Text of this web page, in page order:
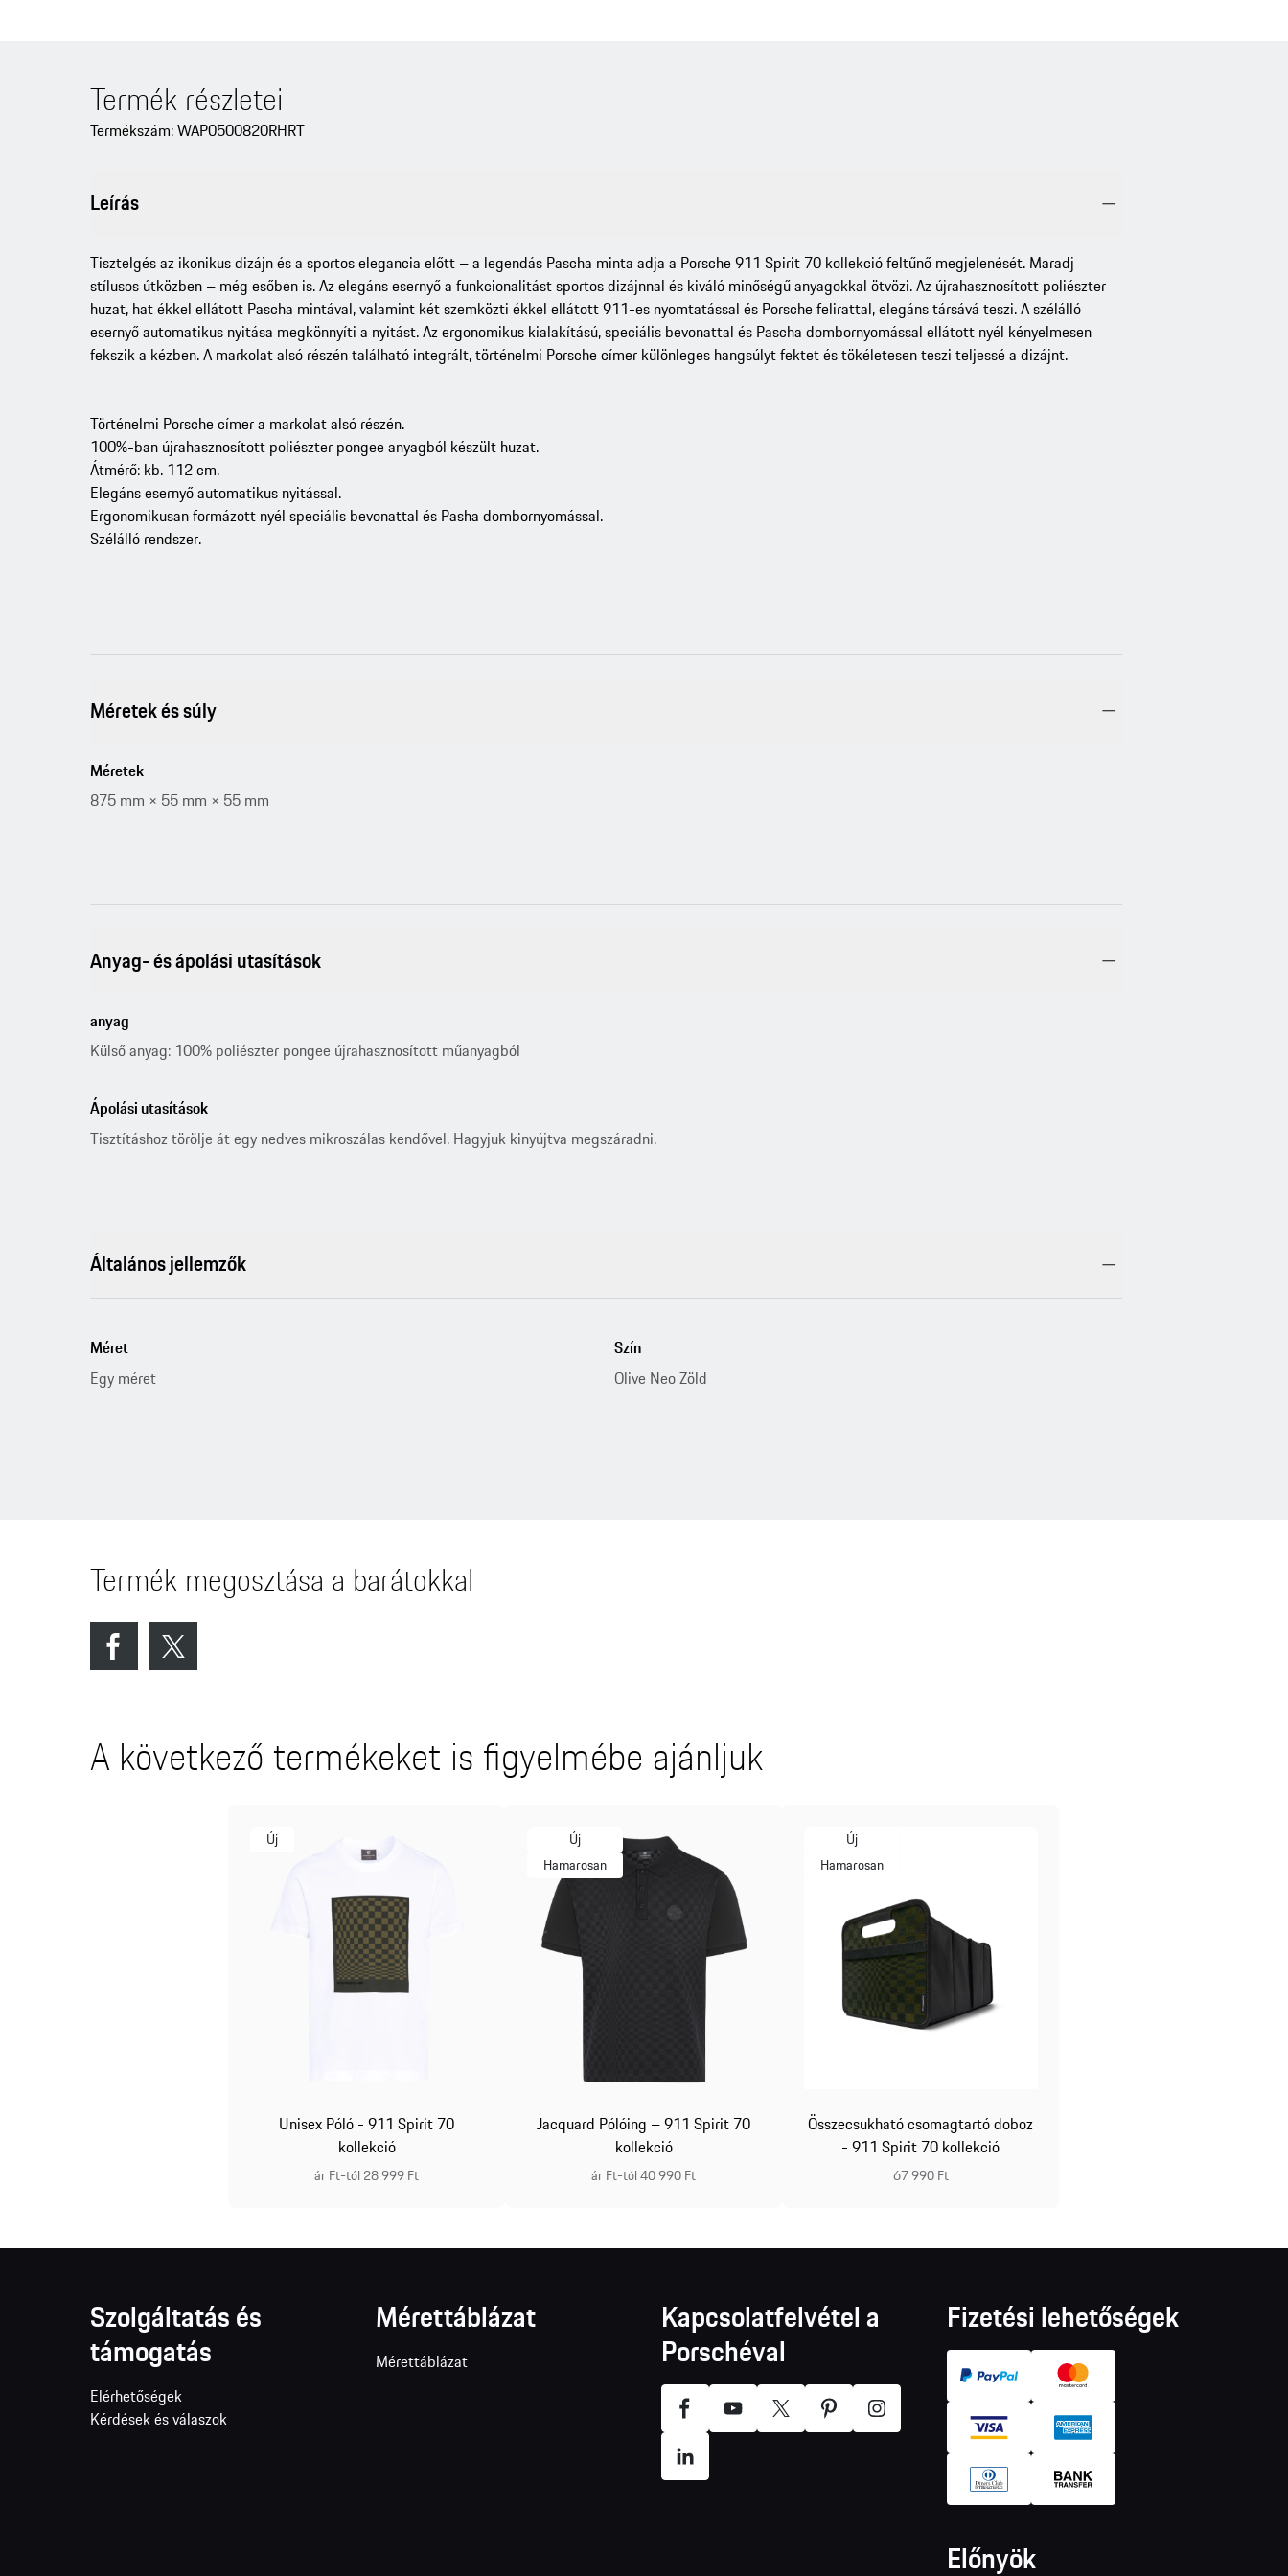
Termék részletei
Termékszám: WAP0500820RHRT
Leírás
Tisztelgés az ikonikus dizájn és a sportos elegancia előtt – a legendás Pascha minta adja a Porsche 911 Spirit 70 kollekció feltűnő megjelenését. Maradj
stílusos útközben – még esőben is. Az elegáns esernyő a funkcionalitást sportos dizájnnal és kiváló minőségű anyagokkal ötvözi. Az újrahasznosított poliészter
huzat, hat ékkel ellátott Pascha mintával, valamint két szemközti ékkel ellátott 911-es nyomtatással és Porsche felirattal, elegáns társává teszi. A szélálló
esernyő automatikus nyitása megkönnyíti a nyitást. Az ergonomikus kialakítású, speciális bevonattal és Pascha dombornyomással ellátott nyél kényelmesen
fekszik a kézben. A markolat alsó részén található integrált, történelmi Porsche címer különleges hangsúlyt fektet és tökéletesen teszi teljessé a dizájnt.
Történelmi Porsche címer a markolat alsó részén.
100%-ban újrahasznosított poliészter pongee anyagból készült huzat.
Átmérő: kb. 112 cm.
Elegáns esernyő automatikus nyitással.
Ergonomikusan formázott nyél speciális bevonattal és Pasha dombornyomással.
Szélálló rendszer.
Méretek és súly
Méretek
875 mm × 55 mm × 55 mm
Anyag- és ápolási utasítások
anyag
Külső anyag: 100% poliészter pongee újrahasznosított műanyagból
Ápolási utasítások
Tisztításhoz törölje át egy nedves mikroszálas kendővel. Hagyjuk kinyújtva megszáradni.
Általános jellemzők
Méret
Egy méret
Szín
Olive Neo Zöld
Termék megosztása a barátokkal
A következő termékeket is figyelmébe ajánljuk
Új
Unisex Póló - 911 Spirit 70
kollekció
ár Ft-tól 28 999 Ft
Új
Hamarosan
Jacquard Pólóing – 911 Spirit 70
kollekció
ár Ft-tól 40 990 Ft
Új
Hamarosan
Összecsukható csomagtartó doboz
- 911 Spirit 70 kollekció
67 990 Ft
Szolgáltatás és
támogatás
Elérhetőségek
Kérdések és válaszok
Mérettáblázat
Mérettáblázat
Kapcsolatfelvétel a
Porschéval
Fizetési lehetőségek
Előnyök